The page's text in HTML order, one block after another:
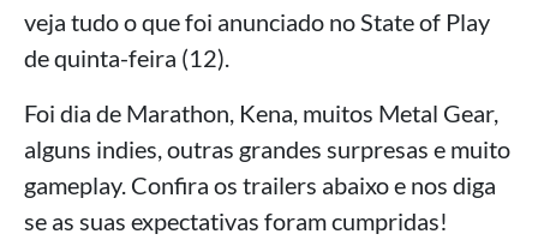
veja tudo o que foi anunciado no State of Play
de quinta-feira (12).
Foi dia de Marathon, Kena, muitos Metal Gear,
alguns indies, outras grandes surpresas e muito
gameplay. Confira os trailers abaixo e nos diga
se as suas expectativas foram cumpridas!